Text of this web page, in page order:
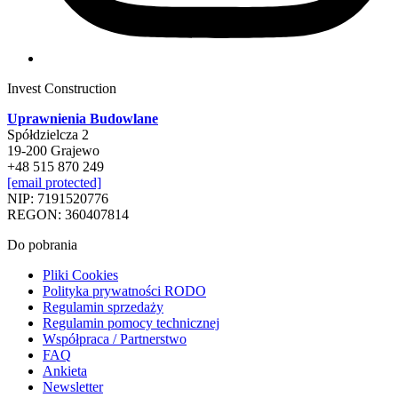
Invest Construction
Uprawnienia Budowlane
Spółdzielcza 2
19-200 Grajewo
+48 515 870 249
[email protected]
NIP: 7191520776
REGON: 360407814
Do pobrania
Pliki Cookies
Polityka prywatności RODO
Regulamin sprzedaży
Regulamin pomocy technicznej
Współpraca / Partnerstwo
FAQ
Ankieta
Newsletter